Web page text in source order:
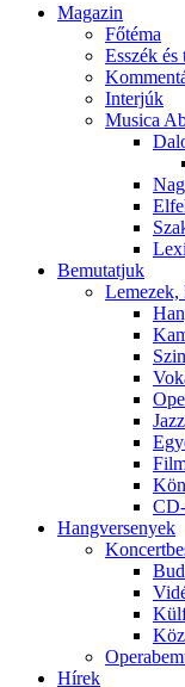
Magazin
Főtéma
Esszék
Interjúk
Musica
Bemutatjuk
Jazz
Hangversenyek
Hírek